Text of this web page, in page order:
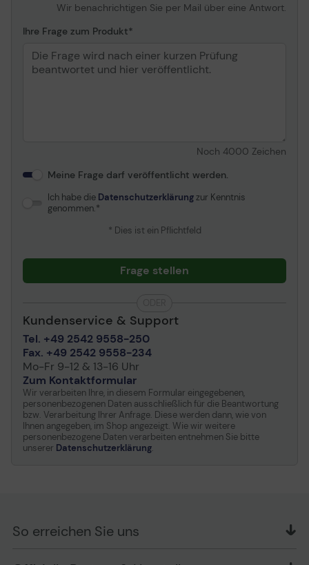
Wir benachrichtigen Sie per Mail über eine Antwort.
Ihre Frage zum Produkt
Noch 4000 Zeichen
Meine Frage darf veröffentlicht werden.
Ich habe die Datenschutzerklärungzur Kenntnis
genommen.
* Dies ist ein Pflichtfeld
Frage stellen
Kundenservice & Support
Tel. +49 2542 9558-250
Fax. +49 2542 9558-234
Mo-Fr 9-12 & 13-16 Uhr
Zum Kontaktformular
Wir verarbeiten Ihre, in diesem Formular eingegebenen,
personenbezogenen Daten ausschließlich für die Beantwortung
bzw. Verarbeitung Ihrer Anfrage. Diese werden dann, wie von
Ihnen angegeben, im Shop angezeigt. Wie wir weitere
personenbezogene Daten verarbeiten entnehmen Sie bitte
unserer Datenschutzerklärung.
So erreichen Sie uns